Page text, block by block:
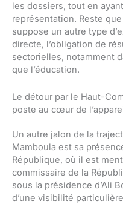
les dossiers, tout en
représentation. Reste
suppose un autre type
directe, l’obligation de
sectorielles, notamment
que l’éducation.
Le détour par le Haut-
poste au cœur de
Un autre jalon de la
Mamboula est sa
République, où il est
commissaire de la
sous la présidence d’Ali
d’une visibilité